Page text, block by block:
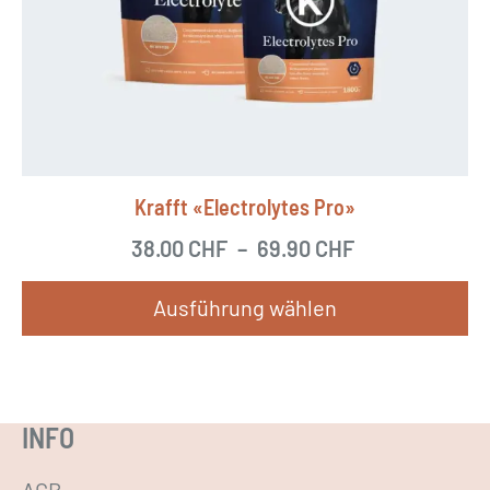
k
t
s
t
m
e
Krafft «Electrolytes Pro»
38.00 CHF – 69.90 CHF
Ausführung wählen
e
INFO